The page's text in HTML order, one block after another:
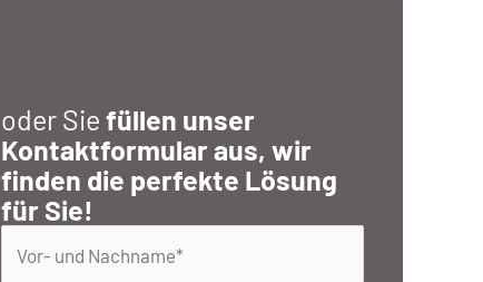
oder Sie füllen unser
Kontaktformular aus, wir
finden die perfekte Lösung
für Sie!